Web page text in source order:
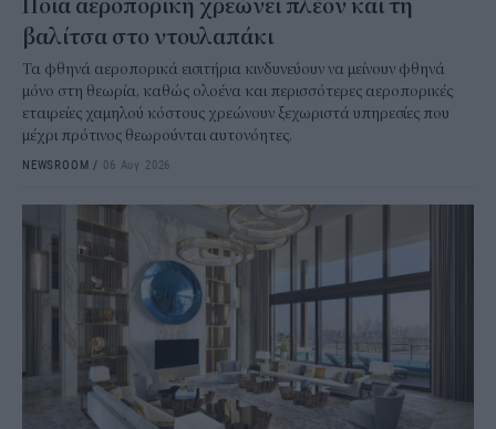
Ποια αεροπορική χρεώνει πλέον και τη
βαλίτσα στο ντουλαπάκι
Τα φθηνά αεροπορικά εισιτήρια κινδυνεύουν να μείνουν φθηνά
μόνο στη θεωρία, καθώς ολοένα και περισσότερες αεροπορικές
εταιρείες χαμηλού κόστους χρεώνουν ξεχωριστά υπηρεσίες που
μέχρι πρότινος θεωρούνται αυτονόητες.
NEWSROOM / 06 Αυγ 2026